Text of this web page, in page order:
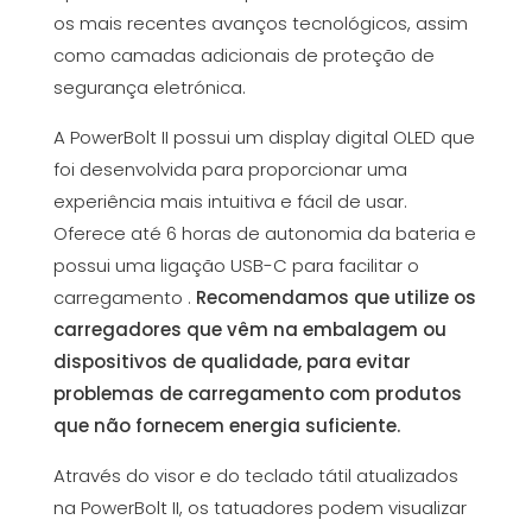
os mais recentes avanços tecnológicos, assim
como camadas adicionais de proteção de
segurança eletrónica.
A PowerBolt II possui um display digital OLED que
foi desenvolvida para proporcionar uma
experiência mais intuitiva e fácil de usar.
Oferece até 6 horas de autonomia da bateria e
possui uma ligação USB-C para facilitar o
carregamento . Recomendamos que utilize os
carregadores que vêm na embalagem ou
dispositivos de qualidade, para evitar
problemas de carregamento com produtos
que não fornecem energia suficiente.
Através do visor e do teclado tátil atualizados
na PowerBolt II, os tatuadores podem visualizar